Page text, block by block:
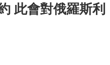
此會對俄羅斯利